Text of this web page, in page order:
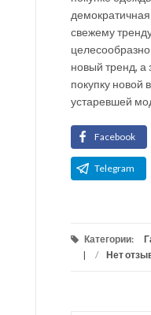
свежему
новый тренд, а
покупку новой
устаревшей
Facebook
Telegram
Категории:
/
Нет